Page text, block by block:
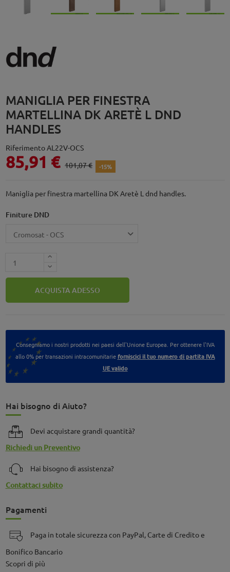
MANIGLIA PER FINESTRA
MARTELLINA DK ARETÈ L DND
HANDLES
RiferimentoAL22V-OCS
85,91 € 101,07 € -15%
Maniglia per finestra martellina DK Aretè L dnd handles.
Finiture DND
ACQUISTA ADESSO
Consegniamo i nostri prodotti nei paesi dell'Unione Europea. Per ottenere l'IVA
allo 0% per transazioni intracomunitarie forniscici il tuo numero di partita IVA
UE valido
Hai bisogno di Aiuto?
Devi acquistare grandi quantità?
Richiedi un Preventivo
Hai bisogno di assistenza?
Contattaci subito
Pagamenti
Paga in totale sicurezza con PayPal, Carte di Credito e
Bonifico Bancario
Scopri di più